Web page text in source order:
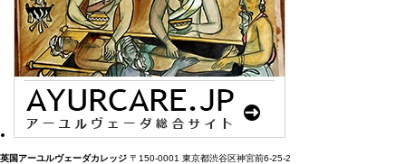
英国アーユルヴェーダカレッジ 〒150-0001 東京都渋谷区神宮前6-25-2